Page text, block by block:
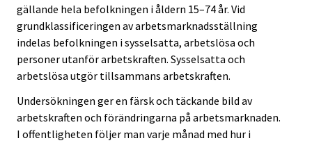
gällande hela befolkningen i åldern 15–74 år. Vid
grundklassificeringen av arbetsmarknadsställning
indelas befolkningen i sysselsatta, arbetslösa och
personer utanför arbetskraften. Sysselsatta och
arbetslösa utgör tillsammans arbetskraften.
Undersökningen ger en färsk och täckande bild av
arbetskraften och förändringarna på arbetsmarknaden.
I offentligheten följer man varje månad med hur i